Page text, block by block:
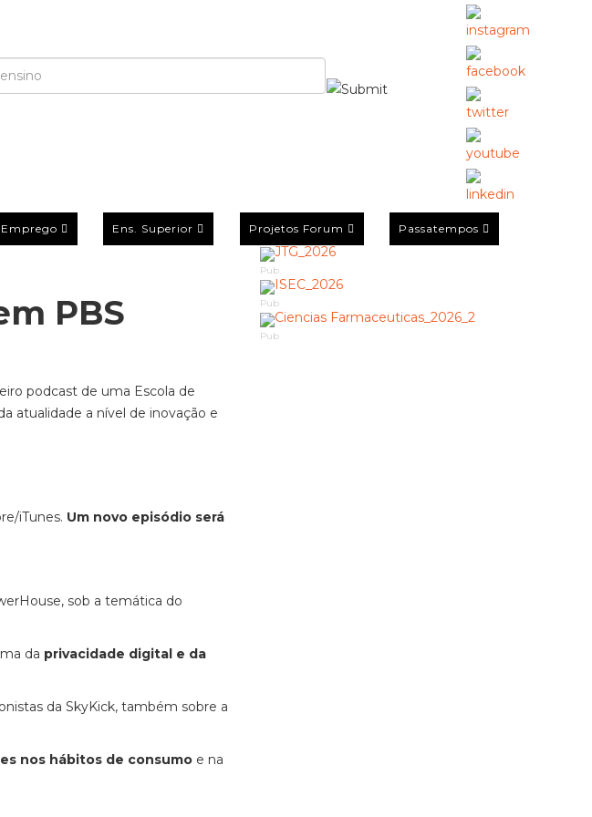
Emprego Ens. Superior Projetos Forum Passatempos
PBS
podcast de uma Escola de
atualidade a nível de inovação e
iTunes. Um novo episódio será
sob a temática do
da privacidade digital e da
da SkyKick, também sobre a
nos hábitos de consumo e na
Pub
Pub
Pub